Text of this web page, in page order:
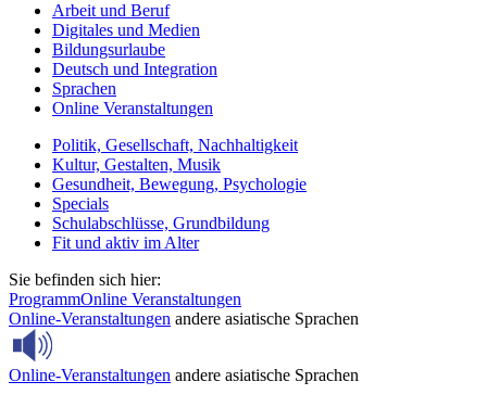
Arbeit und Beruf
Digitales und Medien
Bildungsurlaube
Deutsch und Integration
Sprachen
Online Veranstaltungen
Politik, Gesellschaft, Nachhaltigkeit
Kultur, Gestalten, Musik
Gesundheit, Bewegung, Psychologie
Specials
Schulabschlüsse, Grundbildung
Fit und aktiv im Alter
Sie befinden sich hier:
ProgrammOnline Veranstaltungen
Online-Veranstaltungen andere asiatische Sprachen
Online-Veranstaltungen andere asiatische Sprachen